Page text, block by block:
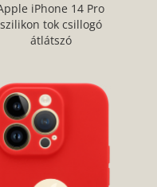
iPhone 14 Pro
szilikon tok csillogó
átlátszó